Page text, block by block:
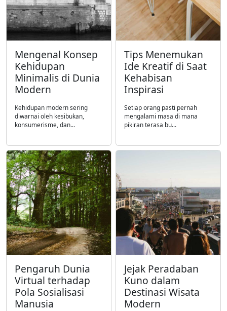
Mengenal Konsep
Kehidupan
Minimalis di Dunia
Modern
Kehidupan modern sering
diwarnai oleh kesibukan,
konsumerisme, dan...
Tips Menemukan
Ide Kreatif di Saat
Kehabisan
Inspirasi
Setiap orang pasti pernah
mengalami masa di mana
pikiran terasa bu...
Pengaruh Dunia
Virtual terhadap
Pola Sosialisasi
Manusia
Jejak Peradaban
Kuno dalam
Destinasi Wisata
Modern